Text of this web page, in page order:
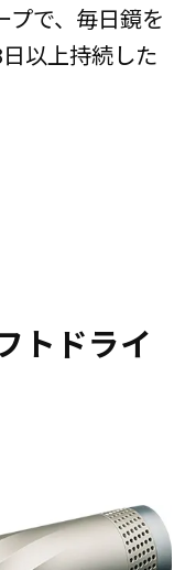
プで、毎日鏡を
以上持続した
トドライ